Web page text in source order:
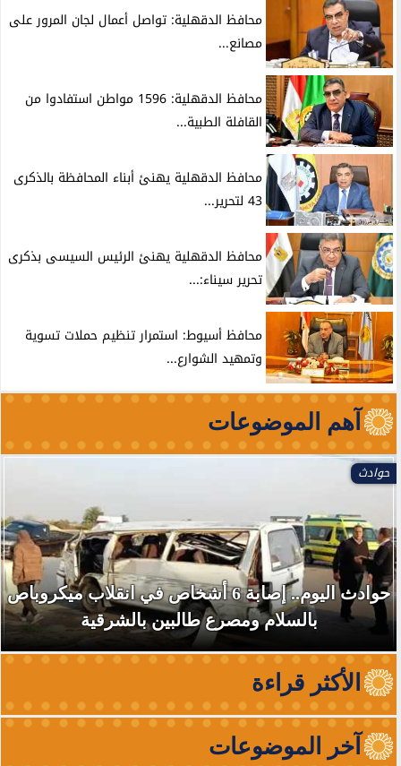
محافظ الدقهلية: تواصل أعمال لجان المرور على
مصانع...
محافظ الدقهلية: 1596 مواطن استفادوا من
القافلة الطبية...
محافظ الدقهلية يهنئ أبناء المحافظة بالذكرى
43 لتحرير...
محافظ الدقهلية يهنئ الرئيس السيسى بذكرى
تحرير سيناء:...
محافظ أسيوط: استمرار تنظيم حملات تسوية
وتمهيد الشوارع...
آهم الموضوعات
حوادث
حوادث اليوم.. إصابة 6 أشخاص في انقلاب ميكروباص
بالسلام ومصرع طالبين بالشرقية
الأكثر قراءة
آخر الموضوعات